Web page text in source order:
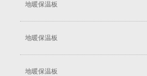
地暖保温板
地暖保温板
地暖保温板